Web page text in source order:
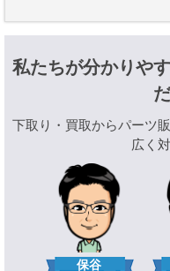
私たちが分かりや
下取り・買取からパーツ
広く
保谷